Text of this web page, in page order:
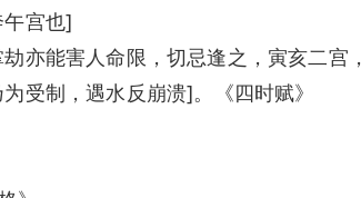
午宫也]
亦能害人命限，切忌逢之，寅亥二宫
受制，遇水反崩溃]。《四时赋》